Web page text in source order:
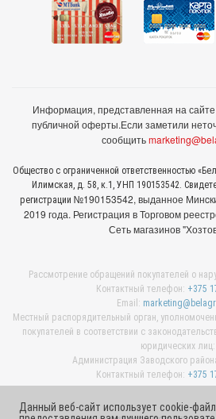
Информация, представленная на сайте
публичной оферты.Если заметили
сообщить
Общество с ограниченной ответственностью
Илимская, д. 58, к.1, УНП 190153542.
регистрации №190153542, выданное
2019 года. Регистрация в Торговом
Сеть магазинов
Рассмотрение обращений покупателей о
Контактный телефон: +375
Email:
Местный распорядительный орган,
покупателей в соответствии с
юридических лиц:
Администрация Заводского
Контактный телефон: +375
Данный веб-сайт использует cookie-